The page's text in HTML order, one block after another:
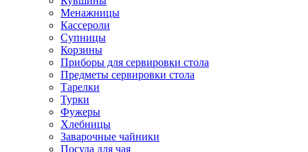
Менажницы
Кассероли
Супницы
Корзины
Приборы для сервировки стола
Предметы сервировки стола
Тарелки
Турки
Фужеры
Хлебницы
Заварочные чайники
Посуда для чая